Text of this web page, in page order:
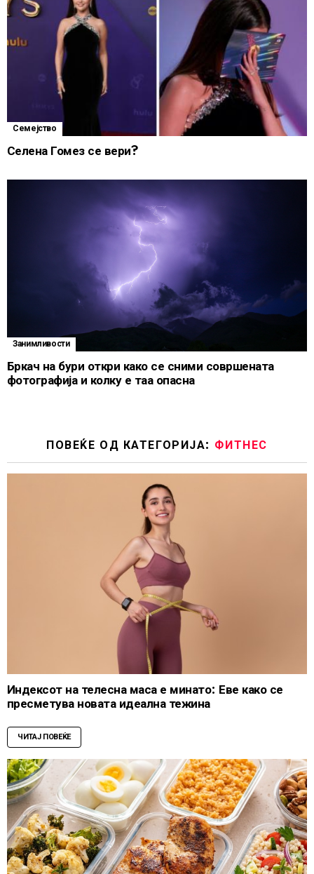
Семејство
Селена Гомез се вери?
Занимливости
Бркач на бури откри како се сними совршената
фотографија и колку е таа опасна
ПОВЕЌЕ ОД КАТЕГОРИЈА: ФИТНЕС
Индексот на телесна маса е минато: Еве како се
пресметува новата идеална тежина
ЧИТАЈ ПОВЕЌЕ